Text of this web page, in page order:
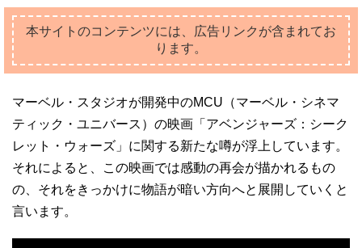
本サイトのコンテンツには、広告リンクが含まれてお
ります。
マーベル・スタジオが開発中のMCU（マーベル・シネマ
ティック・ユニバース）の映画「アベンジャーズ：シーク
レット・ウォーズ」に関する新たな噂が浮上しています。
それによると、この映画では感動の再会が描かれるもの
の、それをきっかけに物語が暗い方向へと展開していくと
言います。